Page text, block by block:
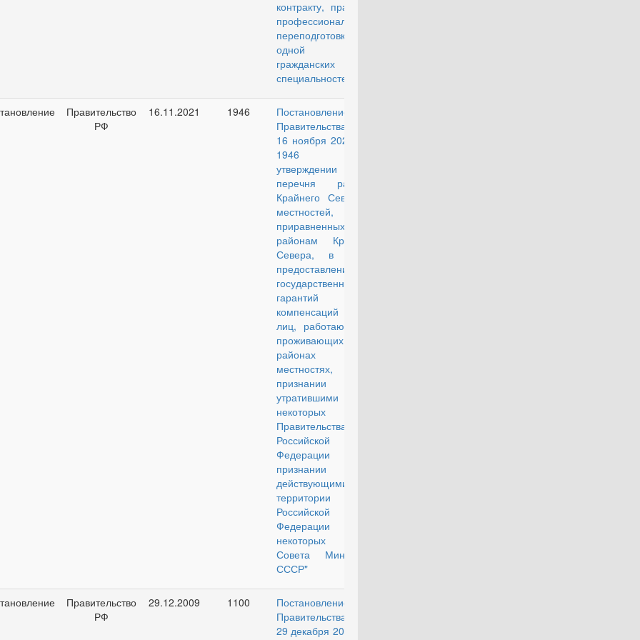
контракту, права на
профессиональную
переподготовку по
одной из
гражданских
специальностей"
Правительство
РФ
16.11.2021 1946
Постановление
Правительства РФ от
16 ноября 2021 г. N
1946 "Об
утверждении
перечня районов
Крайнего Севера и
местностей,
приравненных к
районам Крайнего
Севера, в целях
предоставления
государственных
гарантий и
компенсаций для
лиц, работающих и
проживающих в этих
районах и
местностях,
признании
утратившими силу
некоторых актов
Правительства
Российской
Федерации и
признании не
действующими на
территории
Российской
Федерации
некоторых актов
Совета Министров
СССР"
Правительство
РФ
29.12.2009 1100
Постановление
Правительства РФ от
29 декабря 2009 г. N